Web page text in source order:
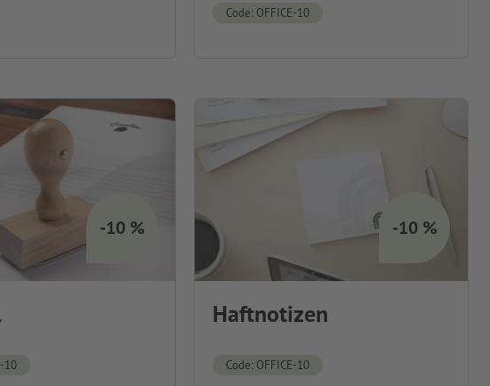
Code: OFFICE-10
-10 %
10
-10 %
Haftnotizen
Code: OFFICE-10